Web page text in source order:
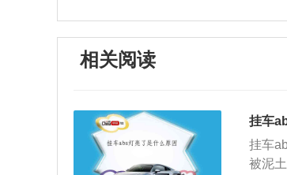
相关阅读
挂车
挂车
被泥